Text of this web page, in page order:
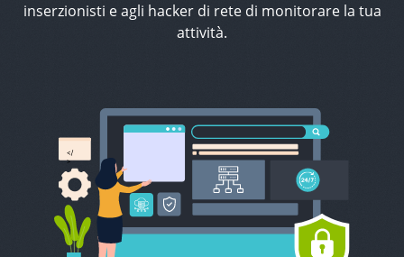
inserzionisti e agli hacker di rete di monitorare la tua
attività.